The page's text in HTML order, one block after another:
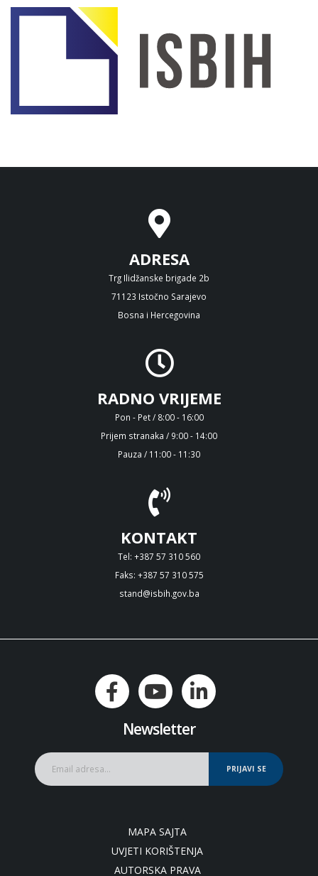
ADRESA
Trg Ilidžanske brigade 2b
71123 Istočno Sarajevo
Bosna i Hercegovina
RADNO VRIJEME
Pon - Pet / 8:00 - 16:00
Prijem stranaka / 9:00 - 14:00
Pauza / 11:00 - 11:30
KONTAKT
Tel: +387 57 310 560
Faks: +387 57 310 575
stand@isbih.gov.ba
Newsletter
PRIJAVI SE
MAPA SAJTA
UVJETI KORIŠTENJA
AUTORSKA PRAVA